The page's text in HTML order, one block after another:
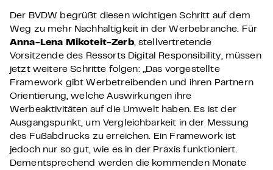
Der BVDW begrüßt diesen wichtigen Schritt auf dem
Weg zu mehr Nachhaltigkeit in der Werbebranche. Für
Anna-Lena Mikoteit-Zerb, stellvertretende
Vorsitzende des Ressorts Digital Responsibility, müssen
jetzt weitere Schritte folgen: „Das vorgestellte
Framework gibt Werbetreibenden und ihren Partnern
Orientierung, welche Auswirkungen ihre
Werbeaktivitäten auf die Umwelt haben. Es ist der
Ausgangspunkt, um Vergleichbarkeit in der Messung
des Fußabdrucks zu erreichen. Ein Framework ist
jedoch nur so gut, wie es in der Praxis funktioniert.
Dementsprechend werden die kommenden Monate